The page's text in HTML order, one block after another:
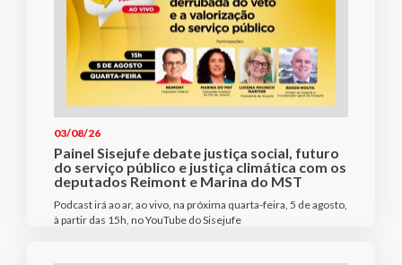
03/08/26
Painel Sisejufe debate justiça social, futuro
do serviço público e justiça climática com os
deputados Reimont e Marina do MST
Podcast irá ao ar, ao vivo, na próxima quarta-feira, 5 de agosto,
à partir das 15h, no YouTube do Sisejufe